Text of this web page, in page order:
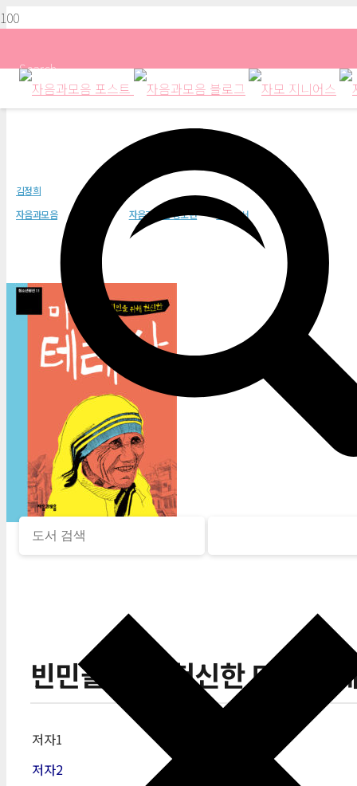
Search
빈민을 위해 헌신한 마더 테레사
김정희
자음과모음
자음과모음 청소년 추천도서
빈민을 위해 헌신한 마더 테
저자1
저자2